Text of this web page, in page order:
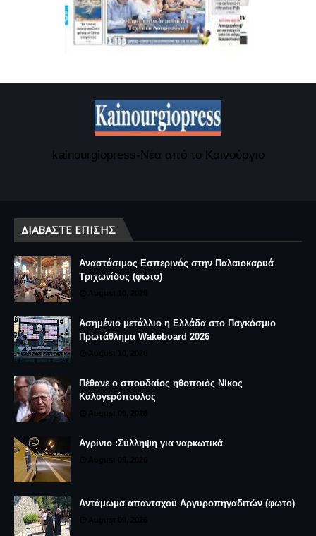
kainourgiopress-Νέα από το Καινούργιο
ΔΙΑΒΆΣΤΕ ΕΠΊΣΗΣ
Αναστάσιμος Εσπερινός στην Παλαιοκαρυά
Τριχωνίδος (φωτο)
Ασημένιο μετάλλιο η Ελλάδα στο Παγκόσμιο
Πρωτάθλημα Wakeboard 2026
Πέθανε ο σπουδαίος ηθοποιός Νίκος
Καλογερόπουλος
Αγρίνιο :Σύλληψη για ναρκωτικά
Αντάμωμα απανταχού Αργυροπηγαδιτών (φωτο)